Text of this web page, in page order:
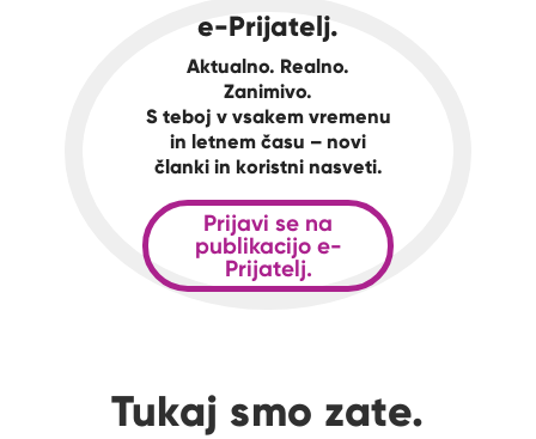
e-Prijatelj.
Aktualno. Realno.
Zanimivo.
S teboj v vsakem vremenu
in letnem času – novi
članki in koristni nasveti.
Prijavi se na
publikacijo e-
Prijatelj.
Tukaj smo zate.